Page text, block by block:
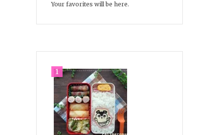
Your favorites will be here.